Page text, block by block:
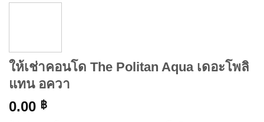
ให้เช่าคอนโด The Politan Aqua เดอะโพลิ
แทน อควา
0.00 ฿